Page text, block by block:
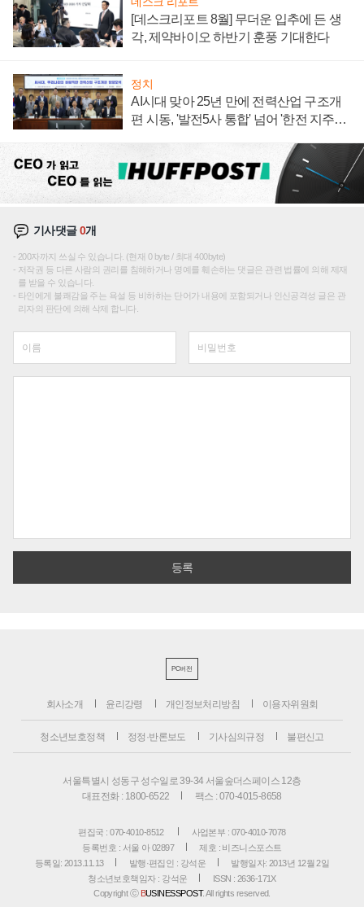
[데스크리포트 8월] 무더운 입추에 든 생
각, 제약바이오 하반기 훈풍 기대한다
정치
AI시대 맞아 25년 만에 전력산업 구조개
편 시동, '발전5사 통합' 넘어 '한전 지주사'
기사댓글0개
200자까지 쓰실 수 있습니다. (현재 0 byte / 최대 400byte)
저작권 등 다른 사람의 권리를 침해하거나 명예를 훼손하는 댓글은 관련 법률에 의해 제재
를 받을 수 있습니다.
타인에게 불쾌감을 주는 욕설 등 비하하는 단어가 내용에 포함되거나 인신공격성 글은 관
리자의 판단에 의해 삭제 합니다.
PC버전
회사소개 윤리강령 개인정보처리방침 이용자위원회
청소년보호정책 정정·반론보도 기사심의규정 불편신고
서울특별시 성동구 성수일로 39-34 서울숲더스페이스 12층
대표전화 : 1800-6522
팩스 : 070-4015-8658
편집국 : 070-4010-8512
사업본부 : 070-4010-7078
등록번호 : 서울 아 02897
제호 : 비즈니스포스트
등록일: 2013.11.13
발행·편집인 : 강석운
발행일자: 2013년 12월 2일
청소년보호책임자 : 강석운
ISSN : 2636-171X
Copyright ⓒ BUSINESSPOST. All rights reserved.